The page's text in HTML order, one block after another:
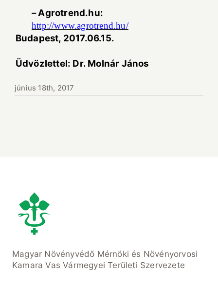
– Agrotrend.hu:
http://www.agrotrend.hu/
Budapest, 2017.06.15.
Üdvözlettel: Dr. Molnár János
június 18th, 2017
Magyar Növényvédő Mérnöki és Növényorvosi
Kamara Vas Vármegyei Területi Szervezete